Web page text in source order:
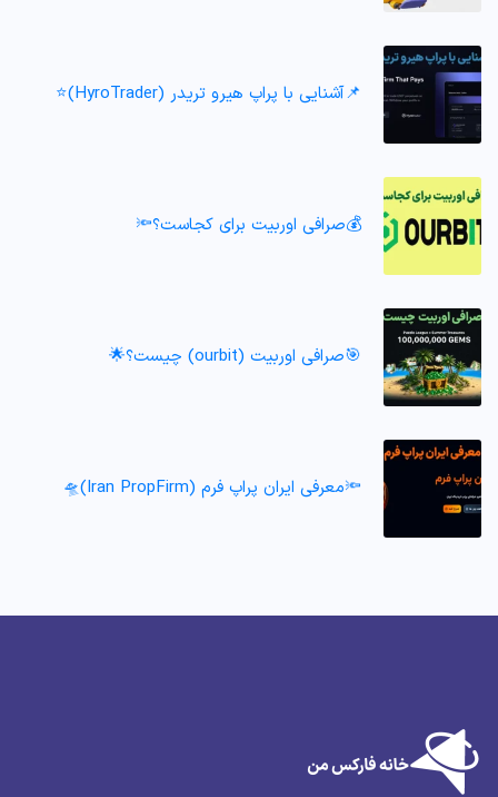
📌آشنایی با پراپ هیرو تریدر (HyroTrader)⭐️
💰صرافی اوربیت برای کجاست؟🔦
🎯صرافی اوربیت (ourbit) چیست؟🌟
🔦معرفی ایران پراپ فرم (Iran PropFirm)🛸